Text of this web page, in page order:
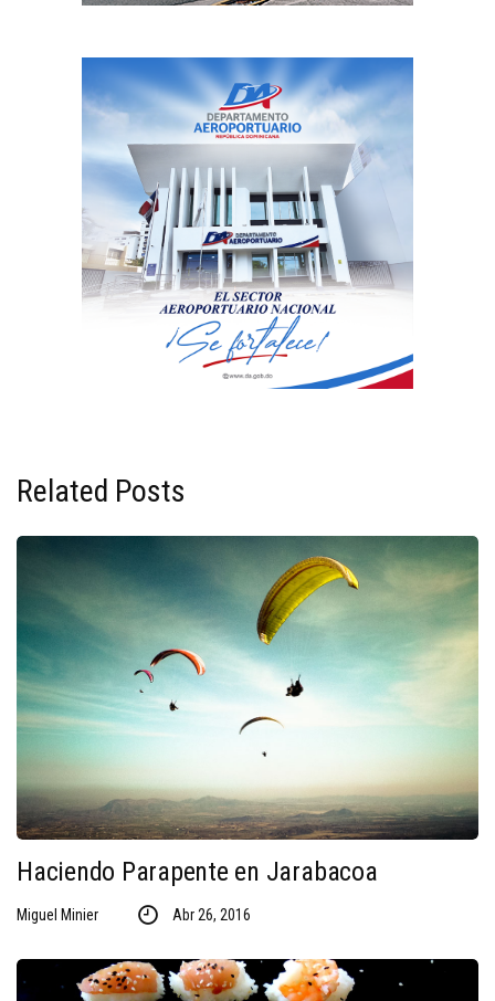
Related Posts
Haciendo Parapente en Jarabacoa
Miguel Minier Abr 26, 2016